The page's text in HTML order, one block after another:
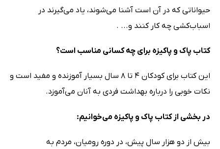
حیواناتی که در آن است آشنا می‌شوند، یاد می‌گیرند در
اسباب‌کشی چه کار کنند و... .
کتاب پاک و پاکیزه برای چه کسانی مناسب است؟
این کتاب برای کودکان 4 تا 8 سال بسیار آموزنده و مفید است و
نکات خوبی را درباره بهداشت فردی به آنان می‌آموزد.
در بخشی از کتاب پاک و پاکیزه می‌خوانیم:
بیش از دو هزار سال پیش، در دوره رومیان، مردم به